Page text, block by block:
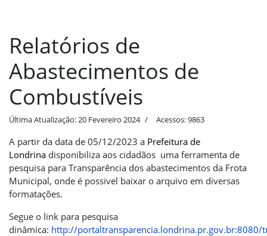
Relatórios de
Abastecimentos de
Combustíveis
Última Atualização: 20 Fevereiro 2024 Acessos: 9863
A partir da data de 05/12/2023 a Prefeitura de
Londrina disponibiliza aos cidadãos uma ferramenta de
pesquisa para Transparência dos abastecimentos da Frota
Municipal, onde é possivel baixar o arquivo em diversas
formatações.
Segue o link para pesquisa
dinâmica: http://portaltransparencia.londrina.pr.gov.br:8080/